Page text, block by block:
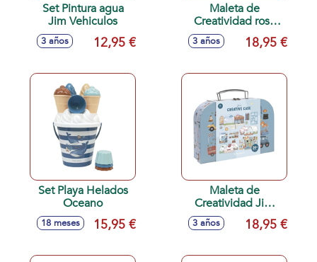
Set Pintura agua
Jim Vehiculos
3 años 12,95 €
Maleta de
Creatividad rosa
Fairy Garden
3 años 18,95 €
Set Playa Helados
Oceano
18 meses 15,95 €
Maleta de
Creatividad Jim
Vehículos
3 años 18,95 €